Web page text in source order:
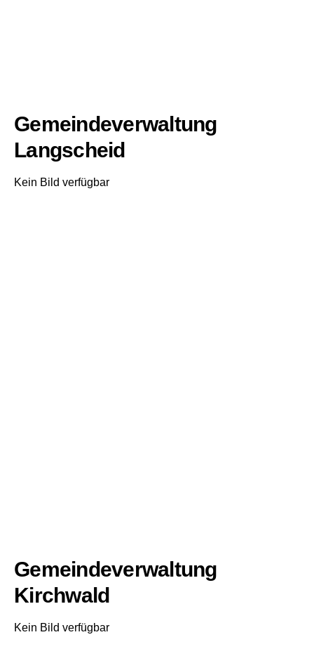
Gemeindeverwaltung
Langscheid
Kein Bild verfügbar
Gemeindeverwaltung
Kirchwald
Kein Bild verfügbar